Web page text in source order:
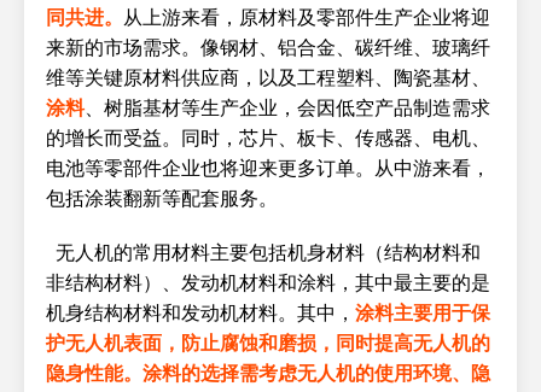
同共进。
从上游来看，原材料及零部件生产企业将迎
来新的市场需求。像钢材、铝合金、碳纤维、玻璃纤
维等关键原材料供应商，以及工程塑料、陶瓷基材、
涂料、树脂基材等生产企业，会因低空产品制造需求
的增长而受益。同时，芯片、板卡、传感器、电机、
电池等零部件企业也将迎来更多订单。从中游来看，
包括涂装翻新等配套服务。
无人机的常用材料主要包括机身材料（结构材料和
非结构材料）、发动机材料和涂料，其中最主要的是
机身结构材料和发动机材料。其中， 涂料主要用于保
护无人机表面，防止腐蚀和磨损，同时提高无人机的
隐身性能。涂料的选择需考虑无人机的使用环境、隐